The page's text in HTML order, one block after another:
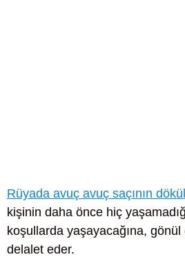
Rüyada avuç avuç saçının
kişinin daha önce hiç
koşullarda yaşayacağına, gönül
delalet eder.